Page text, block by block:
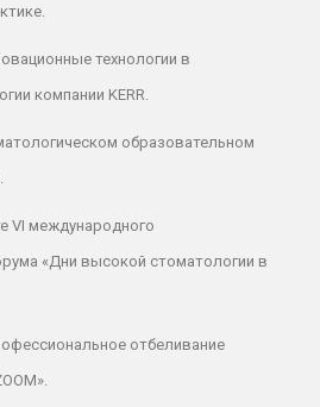
технологии в
компании KERR.
образовательном
VI международного
«Дни высокой стоматологии в
отбеливание